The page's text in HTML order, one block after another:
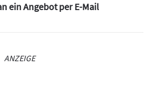
ein Angebot per E-Mail
ANZEIGE